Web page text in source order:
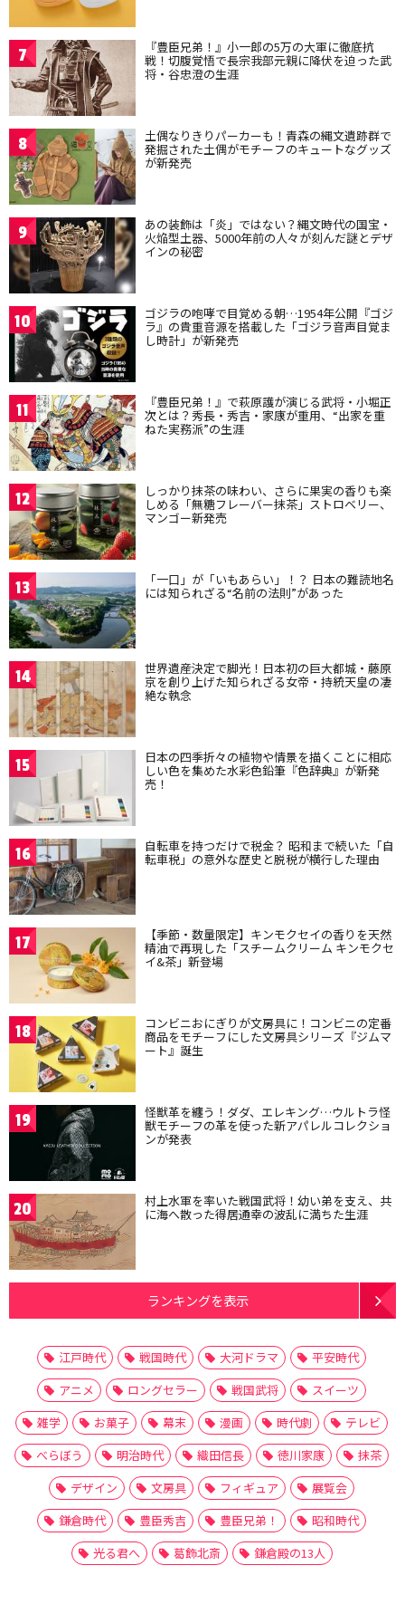
7 『豊臣兄弟！』小一郎の5万の大軍に徹底抗
戦！切腹覚悟で長宗我部元親に降伏を迫った武
将・谷忠澄の生涯
8 土偶なりきりパーカーも！青森の縄文遺跡群で
発掘された土偶がモチーフのキュートなグッズ
が新発売
9 あの装飾は「炎」ではない？縄文時代の国宝・
火焔型土器、5000年前の人々が刻んだ謎とデザ
インの秘密
10 ゴジラの咆哮で目覚める朝…1954年公開『ゴジ
ラ』の貴重音源を搭載した「ゴジラ音声目覚ま
し時計」が新発売
11 『豊臣兄弟！』で萩原護が演じる武将・小堀正
次とは？秀長・秀吉・家康が重用、“出家を重
ねた実務派”の生涯
12 しっかり抹茶の味わい、さらに果実の香りも楽
しめる「無糖フレーバー抹茶」ストロベリー、
マンゴー新発売
13 「一口」が「いもあらい」！？ 日本の難読地名
には知られざる“名前の法則”があった
14 世界遺産決定で脚光！日本初の巨大都城・藤原
京を創り上げた知られざる女帝・持統天皇の凄
絶な執念
15 日本の四季折々の植物や情景を描くことに相応
しい色を集めた水彩色鉛筆『色辞典』が新発
売！
16 自転車を持つだけで税金？ 昭和まで続いた「自
転車税」の意外な歴史と脱税が横行した理由
17 【季節・数量限定】キンモクセイの香りを天然
精油で再現した「スチームクリーム キンモクセ
イ&茶」新登場
18 コンビニおにぎりが文房具に！コンビニの定番
商品をモチーフにした文房具シリーズ『ジムマ
ート』誕生
19 怪獣革を纏う！ダダ、エレキング…ウルトラ怪
獣モチーフの革を使った新アパレルコレクショ
ンが発表
20 村上水軍を率いた戦国武将！幼い弟を支え、共
に海へ散った得居通幸の波乱に満ちた生涯
ランキングを表示
江戸時代 戦国時代 大河ドラマ
平安時代
アニメ
ロングセラー 戦国武将
スイーツ
雑学
お菓子 幕末 漫画 時代劇
テレビ
べらぼう
明治時代 織田信長 徳川家康
抹茶
デザイン
文房具 フィギュア
展覧会
鎌倉時代
豊臣秀吉 豊臣兄弟！
昭和時代
光る君へ
葛飾北斎 鎌倉殿の13人